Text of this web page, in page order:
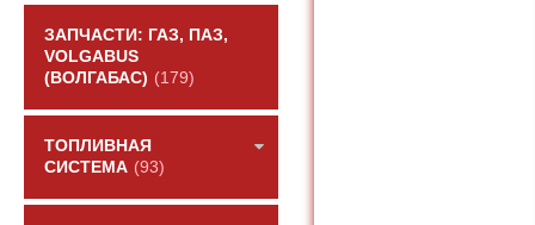
ЗАПЧАСТИ: ГАЗ, ПАЗ,
VOLGABUS
(ВОЛГАБАС) (179)
ТОПЛИВНАЯ
СИСТЕМА (93)